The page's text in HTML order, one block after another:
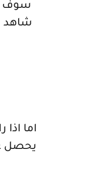
سوف
شاهد
اما
يحصل